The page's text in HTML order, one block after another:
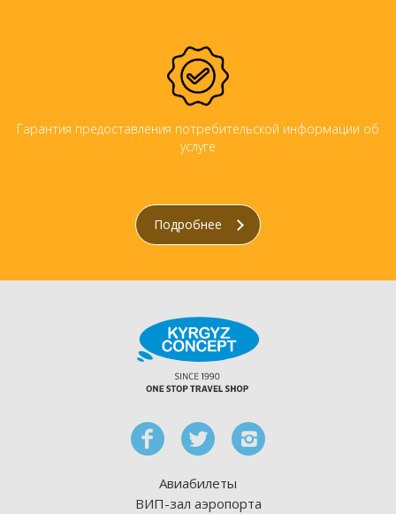
Гарантия предоставления потребительской информации об
услуге
Подробнее
Авиабилеты
ВИП-зал аэропорта